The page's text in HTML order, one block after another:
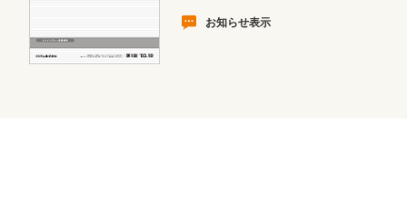
お知らせ表示